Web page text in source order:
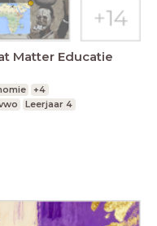
Matter Educatie
+4
Leerjaar 4